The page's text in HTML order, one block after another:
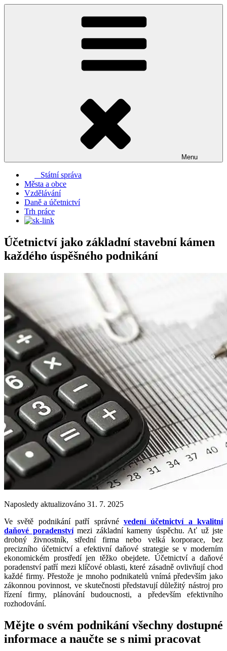
Přejít
Menu
Státní správa
Města a obce
Vzdělávání
Daně a účetnictví
Trh práce
Účetnictví jako základní stavební kámen
každého úspěšného podnikání
Naposledy aktualizováno 31. 7. 2025
Ve světě podnikání patří správné vedení účetnictví a kvalitní
daňové poradenstvímezi základní kameny úspěchu. Ať už jste
drobný živnostník, střední firma nebo velká korporace, bez
precizního účetnictví a efektivní daňové strategie se v moderním
ekonomickém prostředí jen těžko obejdete. Účetnictví a daňové
poradenství patří mezi klíčové oblasti, které zásadně ovlivňují chod
každé firmy. Přestože je mnoho podnikatelů vnímá především jako
zákonnou povinnost, ve skutečnosti představují důležitý nástroj pro
řízení firmy, plánování budoucnosti, a především efektivního
rozhodování.
Mějte o svém podnikání všechny dostupné
informace a naučte se s nimi pracovat